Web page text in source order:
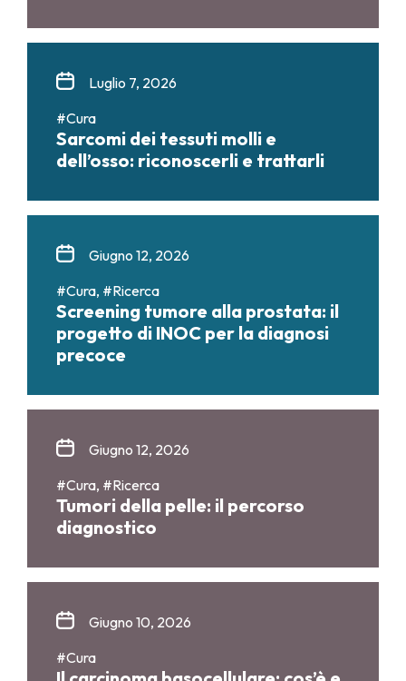
Luglio 7, 2026
#Cura
Sarcomi dei tessuti molli e
dell’osso: riconoscerli e trattarli
Giugno 12, 2026
#Cura, #Ricerca
Screening tumore alla prostata: il
progetto di INOC per la diagnosi
precoce
Giugno 12, 2026
#Cura, #Ricerca
Tumori della pelle: il percorso
diagnostico
Giugno 10, 2026
#Cura